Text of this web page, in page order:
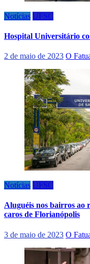
Notícias UFSC
Hospital Universitário
2 de maio de 2023 O
Notícias UFSC
Aluguéis nos bairros ao
caros de Florianópolis
3 de maio de 2023 O